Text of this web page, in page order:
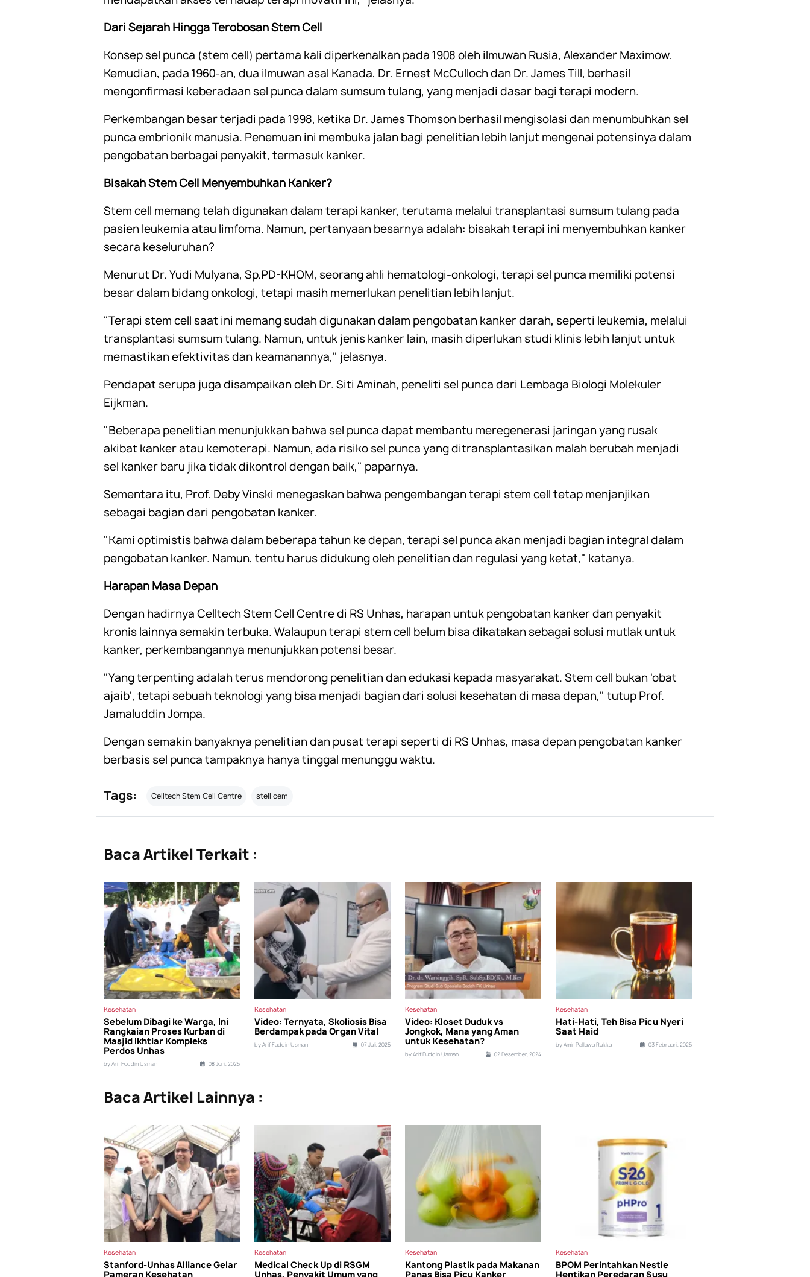
Dari Sejarah Hingga Terobosan Stem Cell
Konsep sel punca (stem cell) pertama kali diperkenalkan pada 1908 oleh ilmuwan Rusia, Alexander Maximow.
Kemudian, pada 1960-an, dua ilmuwan asal Kanada, Dr. Ernest McCulloch dan Dr. James Till, berhasil
mengonfirmasi keberadaan sel punca dalam sumsum tulang, yang menjadi dasar bagi terapi modern.
Perkembangan besar terjadi pada 1998, ketika Dr. James Thomson berhasil mengisolasi dan menumbuhkan sel
punca embrionik manusia. Penemuan ini membuka jalan bagi penelitian lebih lanjut mengenai potensinya dalam
pengobatan berbagai penyakit, termasuk kanker.
Bisakah Stem Cell Menyembuhkan Kanker?
Stem cell memang telah digunakan dalam terapi kanker, terutama melalui transplantasi sumsum tulang pada
pasien leukemia atau limfoma. Namun, pertanyaan besarnya adalah: bisakah terapi ini menyembuhkan kanker
secara keseluruhan?
Menurut Dr. Yudi Mulyana, Sp.PD-KHOM, seorang ahli hematologi-onkologi, terapi sel punca memiliki potensi
besar dalam bidang onkologi, tetapi masih memerlukan penelitian lebih lanjut.
"Terapi stem cell saat ini memang sudah digunakan dalam pengobatan kanker darah, seperti leukemia, melalui
transplantasi sumsum tulang. Namun, untuk jenis kanker lain, masih diperlukan studi klinis lebih lanjut untuk
memastikan efektivitas dan keamanannya," jelasnya.
Pendapat serupa juga disampaikan oleh Dr. Siti Aminah, peneliti sel punca dari Lembaga Biologi Molekuler
Eijkman.
"Beberapa penelitian menunjukkan bahwa sel punca dapat membantu meregenerasi jaringan yang rusak
akibat kanker atau kemoterapi. Namun, ada risiko sel punca yang ditransplantasikan malah berubah menjadi
sel kanker baru jika tidak dikontrol dengan baik," paparnya.
Sementara itu, Prof. Deby Vinski menegaskan bahwa pengembangan terapi stem cell tetap menjanjikan
sebagai bagian dari pengobatan kanker.
"Kami optimistis bahwa dalam beberapa tahun ke depan, terapi sel punca akan menjadi bagian integral dalam
pengobatan kanker. Namun, tentu harus didukung oleh penelitian dan regulasi yang ketat," katanya.
Harapan Masa Depan
Dengan hadirnya Celltech Stem Cell Centre di RS Unhas, harapan untuk pengobatan kanker dan penyakit
kronis lainnya semakin terbuka. Walaupun terapi stem cell belum bisa dikatakan sebagai solusi mutlak untuk
kanker, perkembangannya menunjukkan potensi besar.
"Yang terpenting adalah terus mendorong penelitian dan edukasi kepada masyarakat. Stem cell bukan 'obat
ajaib', tetapi sebuah teknologi yang bisa menjadi bagian dari solusi kesehatan di masa depan," tutup Prof.
Jamaluddin Jompa.
Dengan semakin banyaknya penelitian dan pusat terapi seperti di RS Unhas, masa depan pengobatan kanker
berbasis sel punca tampaknya hanya tinggal menunggu waktu.
Tags: Celltech Stem Cell Centre stell cem
Baca Artikel Terkait :
Kesehatan
Sebelum Dibagi ke Warga, Ini
Rangkaian Proses Kurban di
Masjid Ikhtiar Kompleks
Perdos Unhas
by Arif Fuddin Usman 08 Juni, 2025
Kesehatan
Video: Ternyata, Skoliosis Bisa
Berdampak pada Organ Vital
by Arif Fuddin Usman 07 Juli, 2025
Kesehatan
Video: Kloset Duduk vs
Jongkok, Mana yang Aman
untuk Kesehatan?
by Arif Fuddin Usman 02 Desember, 2024
Kesehatan
Hati-Hati, Teh Bisa Picu Nyeri
Saat Haid
by Amir Pallawa Rukka 03 Februari, 2025
Baca Artikel Lainnya :
Kesehatan
Stanford-Unhas Alliance Gelar
Pameran Kesehatan
Kesehatan
Medical Check Up di RSGM
Unhas, Penyakit Umum yang
Kesehatan
Kantong Plastik pada Makanan
Panas Bisa Picu Kanker
Kesehatan
BPOM Perintahkan Nestle
Hentikan Peredaran Susu